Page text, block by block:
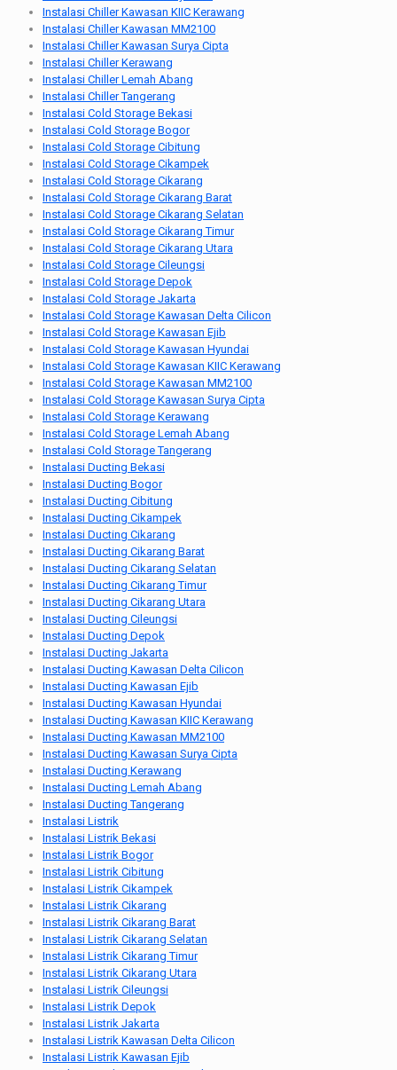
Instalasi Chiller Kawasan KIIC Kerawang
Instalasi Chiller Kawasan MM2100
Instalasi Chiller Kawasan Surya Cipta
Instalasi Chiller Kerawang
Instalasi Chiller Lemah Abang
Instalasi Chiller Tangerang
Instalasi Cold Storage Bekasi
Instalasi Cold Storage Bogor
Instalasi Cold Storage Cibitung
Instalasi Cold Storage Cikampek
Instalasi Cold Storage Cikarang
Instalasi Cold Storage Cikarang Barat
Instalasi Cold Storage Cikarang Selatan
Instalasi Cold Storage Cikarang Timur
Instalasi Cold Storage Cikarang Utara
Instalasi Cold Storage Cileungsi
Instalasi Cold Storage Depok
Instalasi Cold Storage Jakarta
Instalasi Cold Storage Kawasan Delta Cilicon
Instalasi Cold Storage Kawasan Ejib
Instalasi Cold Storage Kawasan Hyundai
Instalasi Cold Storage Kawasan KIIC Kerawang
Instalasi Cold Storage Kawasan MM2100
Instalasi Cold Storage Kawasan Surya Cipta
Instalasi Cold Storage Kerawang
Instalasi Cold Storage Lemah Abang
Instalasi Cold Storage Tangerang
Instalasi Ducting Bekasi
Instalasi Ducting Bogor
Instalasi Ducting Cibitung
Instalasi Ducting Cikampek
Instalasi Ducting Cikarang
Instalasi Ducting Cikarang Barat
Instalasi Ducting Cikarang Selatan
Instalasi Ducting Cikarang Timur
Instalasi Ducting Cikarang Utara
Instalasi Ducting Cileungsi
Instalasi Ducting Depok
Instalasi Ducting Jakarta
Instalasi Ducting Kawasan Delta Cilicon
Instalasi Ducting Kawasan Ejib
Instalasi Ducting Kawasan Hyundai
Instalasi Ducting Kawasan KIIC Kerawang
Instalasi Ducting Kawasan MM2100
Instalasi Ducting Kawasan Surya Cipta
Instalasi Ducting Kerawang
Instalasi Ducting Lemah Abang
Instalasi Ducting Tangerang
Instalasi Listrik
Instalasi Listrik Bekasi
Instalasi Listrik Bogor
Instalasi Listrik Cibitung
Instalasi Listrik Cikampek
Instalasi Listrik Cikarang
Instalasi Listrik Cikarang Barat
Instalasi Listrik Cikarang Selatan
Instalasi Listrik Cikarang Timur
Instalasi Listrik Cikarang Utara
Instalasi Listrik Cileungsi
Instalasi Listrik Depok
Instalasi Listrik Jakarta
Instalasi Listrik Kawasan Delta Cilicon
Instalasi Listrik Kawasan Ejib